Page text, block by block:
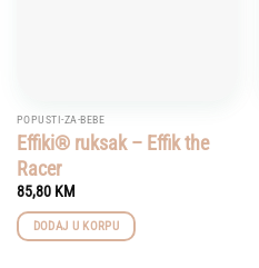
POPUSTI-ZA-BEBE
Effiki® ruksak – Effik the
Racer
85,80 KM
DODAJ U KORPU